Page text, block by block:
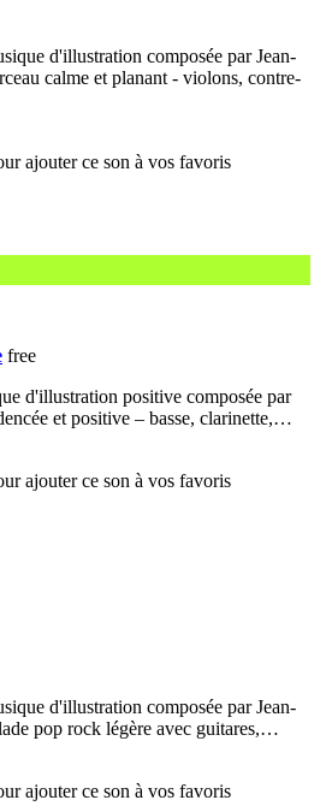
d'illustration composée par Jean-
calme et planant - violons, contre-
free
d'illustration positive composée par
et positive – basse, clarinette,…
d'illustration composée par Jean-
pop rock légère avec guitares,…